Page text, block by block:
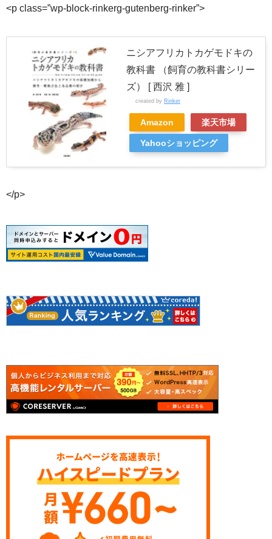
<p class=”wp-block-rinkerg-gutenberg-rinker”>
ニシアフリカトカゲモドキの
教科書 （飼育の教科書シリー
ズ） [ 西沢 雅 ]
created by Rinker
Amazon 楽天市場
Yahooショッピング
</p>